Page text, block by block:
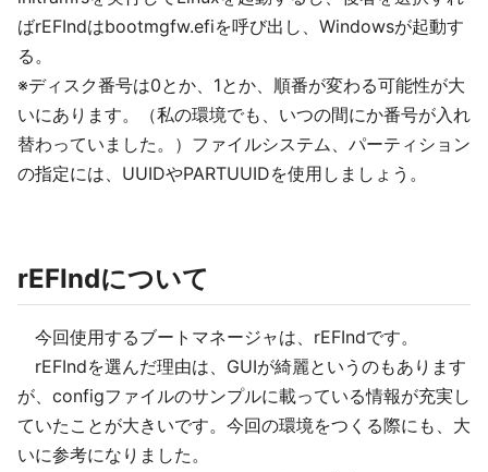
ばrEFIndはbootmgfw.efiを呼び出し、Windowsが起動す
る。
※ディスク番号は0とか、1とか、順番が変わる可能性が大
いにあります。（私の環境でも、いつの間にか番号が入れ
替わっていました。）ファイルシステム、パーティション
の指定には、UUIDやPARTUUIDを使用しましょう。
rEFIndについて
今回使用するブートマネージャは、rEFIndです。
rEFIndを選んだ理由は、GUIが綺麗というのもあります
が、configファイルのサンプルに載っている情報が充実し
ていたことが大きいです。今回の環境をつくる際にも、大
いに参考になりました。